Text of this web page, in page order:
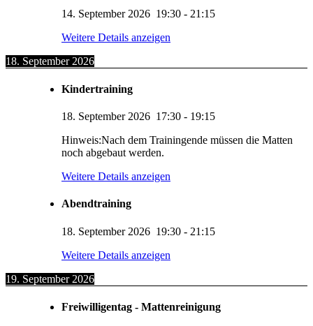
14. September 2026 19:30 - 21:15
Weitere Details anzeigen
18. September 2026
Kindertraining
18. September 2026 17:30 - 19:15
Hinweis:Nach dem Trainingende müssen die Matten
noch abgebaut werden.
Weitere Details anzeigen
Abendtraining
18. September 2026 19:30 - 21:15
Weitere Details anzeigen
19. September 2026
Freiwilligentag - Mattenreinigung